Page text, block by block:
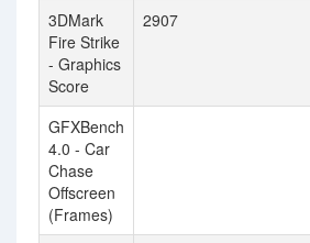
3DMark
Fire Strike
- Graphics
Score
2907
GFXBench
4.0 - Car
Chase
Offscreen
(Frames)